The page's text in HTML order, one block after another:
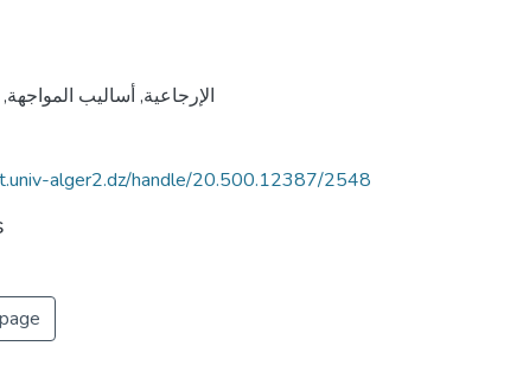
الإرجاعية, أساليب المواجهة,
alger2.dz/handle/20.500.12387/2548